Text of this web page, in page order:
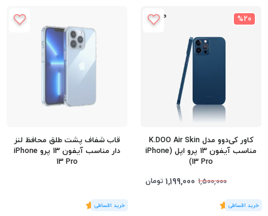
%20
کاور کی‌دوو مدل K.DOO Air Skin
مناسب آیفون 13 پرو اپل (iPhone
13 Pro)
1,500,000
1,199,000 تومان
(1رای)
5
قاب شفاف پشت طلق محافظ لنز
دار مناسب آیفون 13 پرو iPhone
13 Pro
(1رای)
5